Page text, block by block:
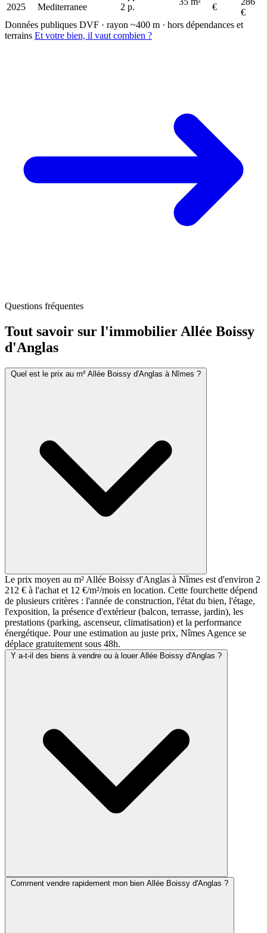
2025
Mediterranee
2 p.
€
€
Données publiques DVF · rayon ~400 m · hors dépendances et
terrains Et votre bien, il vaut combien ?
Questions fréquentes
Tout savoir sur l'immobilierAllée Boissy
d'Anglas
Quel est le prix au m² Allée Boissy d'Anglas à Nîmes ?
Le prix moyen au m² Allée Boissy d'Anglas à Nîmes est d'environ 2
212 € à l'achat et 12 €/m²/mois en location. Cette fourchette dépend
de plusieurs critères : l'année de construction, l'état du bien, l'étage,
l'exposition, la présence d'extérieur (balcon, terrasse, jardin), les
prestations (parking, ascenseur, climatisation) et la performance
énergétique. Pour une estimation au juste prix, Nîmes Agence se
déplace gratuitement sous 48h.
Y a-t-il des biens à vendre ou à louer Allée Boissy d'Anglas ?
Comment vendre rapidement mon bien Allée Boissy d'Anglas ?